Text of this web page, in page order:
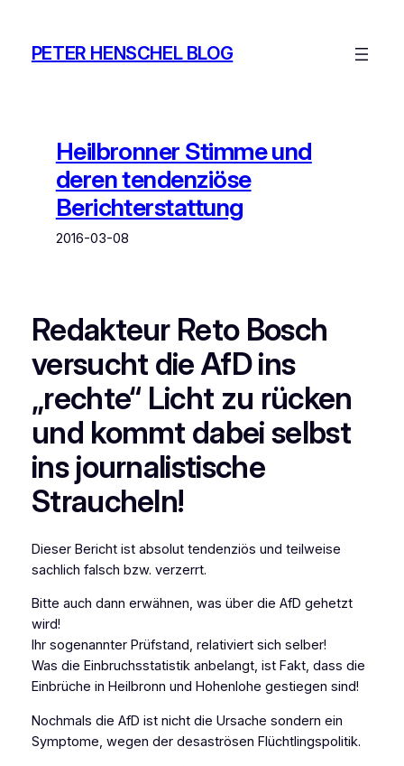
springen
PETER HENSCHEL BLOG
Heilbronner Stimme und
deren tendenziöse
Berichterstattung
2016-03-08
Redakteur Reto Bosch
versucht die AfD ins
„rechte“ Licht zu rücken
und kommt dabei selbst
ins journalistische
Straucheln!
Dieser Bericht ist absolut tendenziös und teilweise
sachlich falsch bzw. verzerrt.
Bitte auch dann erwähnen, was über die AfD gehetzt
wird!
Ihr sogenannter Prüfstand, relativiert sich selber!
Was die Einbruchsstatistik anbelangt, ist Fakt, dass die
Einbrüche in Heilbronn und Hohenlohe gestiegen sind!
Nochmals die AfD ist nicht die Ursache sondern ein
Symptome, wegen der desaströsen Flüchtlingspolitik.